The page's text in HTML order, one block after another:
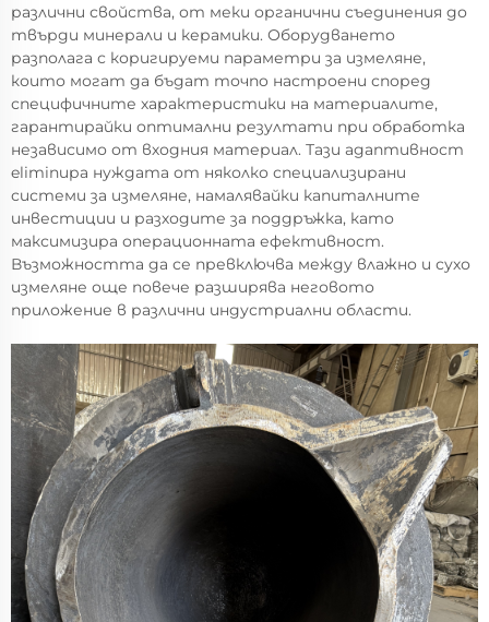
различни свойства, от меки органични съединения до
твърди минерали и керамики. Оборудването
разполага с коригируеми параметри за измеляне,
които могат да бъдат точno настроени според
специфичните характеристики на материалите,
гарантирайки оптимални резултати при обработка
независимо от входния материал. Тази адаптивност
eliminира нуждата от няколко специализирани
системи за измеляне, намалявайки капиталните
инвестиции и разходите за поддръжка, като
максимизира операционната ефективност.
Възможността да се превключва между влажно и сухо
измеляне още повече разширява неговото
приложение в различни индустриални области.